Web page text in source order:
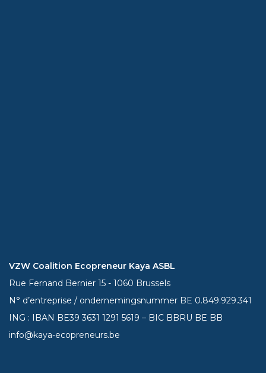
VZW Coalition Ecopreneur Kaya ASBL
Rue Fernand Bernier 15 - 1060 Brussels
N° d’entreprise / ondernemingsnummer BE 0.849.929.341
ING : IBAN BE393631 1291 5619 – BIC BBRU BE BB
info@kaya-ecopreneurs.be